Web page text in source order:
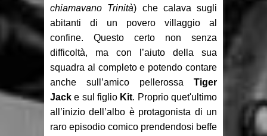
chiamavano Trinità) che calava sugli
abitanti di un povero villaggio al
confine. Questo certo non senza
difficoltà, ma con l’aiuto della sua
squadra al completo e potendo contare
anche sull’amico pellerossa Tiger
Jack e sul figlio Kit. Proprio quet'ultimo
all’inizio dell’albo è protagonista di un
raro episodio comico prendendosi beffe